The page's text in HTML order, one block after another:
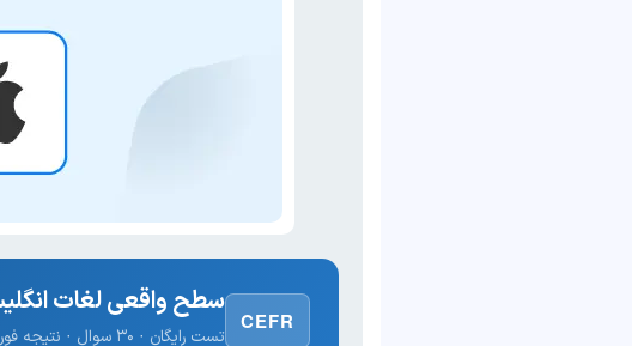
CEFR
سطح واقعی لغات
تست رایگان · ۳۰ سوال · نتیجه فوری